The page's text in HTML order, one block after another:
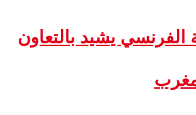
الفرنسي يشيد بالتعاون